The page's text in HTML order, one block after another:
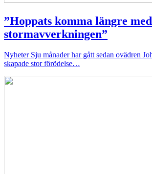
”Hoppats komma längre med
stormavverkningen”
Nyheter Sju månader har gått sedan ovädren
skapade stor förödelse…